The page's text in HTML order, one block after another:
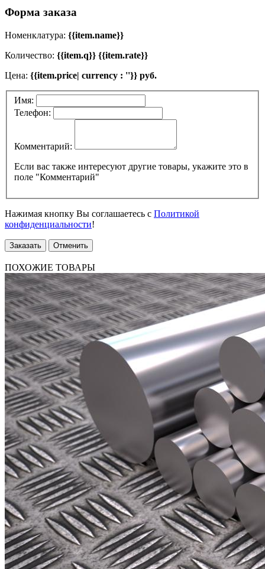
Форма заказа
Номенклатура: {{item.name}}
Количество: {{item.q}} {{item.rate}}
Цена: {{item.price| currency : ''}} руб.
Имя:
Телефон:
Комментарий:
Если вас также интересуют другие товары, укажите это в
поле "Комментарий"
Нажимая кнопку Вы соглашаетесь с Политикой
конфиденциальности!
Заказать Отменить
ПОХОЖИЕ ТОВАРЫ